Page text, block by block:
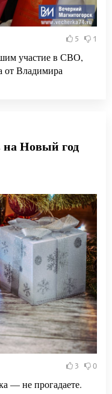
5 1
участие в СВО,
от Владимира
Новый год
3 0
— не прогадаете.